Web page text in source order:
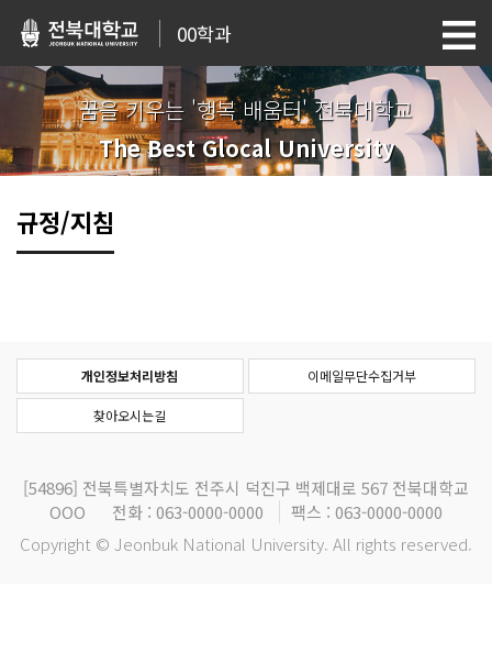
00학과
꿈을 키우는 '행복 배움터' 전북대학교
The Best Glocal University
규정/지침
개인정보처리방침 이메일무단수집거부
찾아오시는길
[54896] 전북특별자치도 전주시 덕진구 백제대로 567 전북대학교
OOO
전화 : 063-0000-0000
팩스 : 063-0000-0000
Copyright © Jeonbuk National University. All rights reserved.